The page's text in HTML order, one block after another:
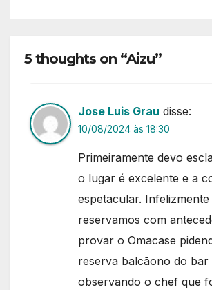
5 thoughts on “Aizu”
Jose Luis Grau disse:
10/08/2024 às 18:30
Primeiramente devo
o lugar é excelente e a
espetacular. Infelizmente
reservamos com
provar o Omacase
reserva balcãono do bar
observando o chef que